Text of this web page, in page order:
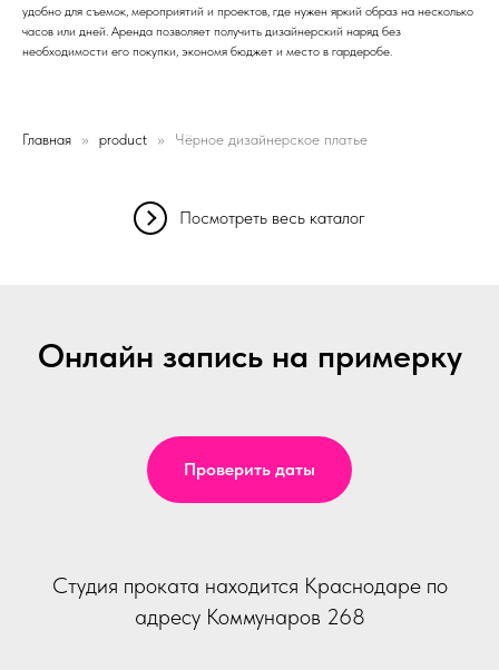
удобно для съемок, мероприятий и проектов, где нужен яркий образ на несколько
часов или дней. Аренда позволяет получить дизайнерский наряд без
необходимости его покупки, экономя бюджет и место в гардеробе.
Главная product Чёрное дизайнерское платье
Посмотреть весь каталог
Онлайн запись на примерку
Проверить даты
Студия проката находится Краснодаре по
адресу Коммунаров 268